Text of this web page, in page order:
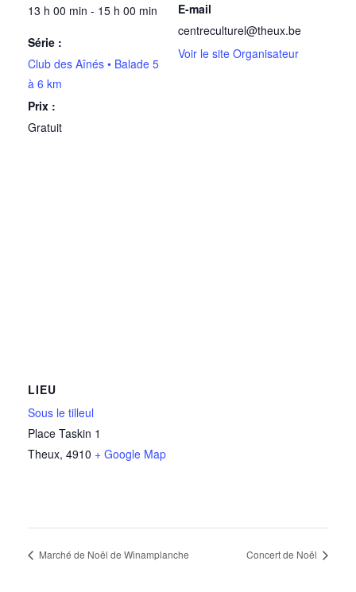
13 h 00 min - 15 h 00 min
Série :
Club des Aînés • Balade 5
à 6 km
Prix :
Gratuit
E-mail
centreculturel@theux.be
Voir le site Organisateur
LIEU
Sous le tilleul
Place Taskin 1
Theux, 4910 + Google Map
Marché de Noël de Winamplanche Concert de Noël